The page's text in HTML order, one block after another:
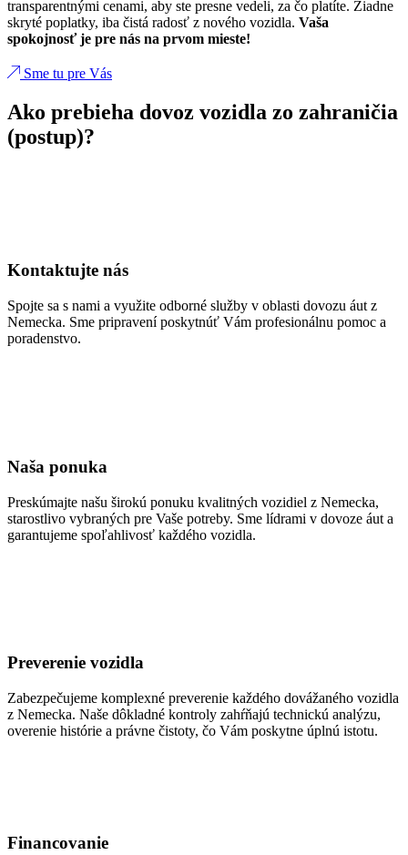
transparentnými cenami, aby ste presne vedeli, za čo platíte. Žiadne
skryté poplatky, iba čistá radosť z nového vozidla. Vaša
spokojnosť je pre nás na prvom mieste!
Sme tu pre Vás
Ako prebieha dovoz vozidla zo zahraničia
(postup)?
Kontaktujte nás
Spojte sa s nami a využite odborné služby v oblasti dovozu áut z
Nemecka. Sme pripravení poskytnúť Vám profesionálnu pomoc a
poradenstvo.
Naša ponuka
Preskúmajte našu širokú ponuku kvalitných vozidiel z Nemecka,
starostlivo vybraných pre Vaše potreby. Sme lídrami v dovoze áut a
garantujeme spoľahlivosť každého vozidla.
Preverenie vozidla
Zabezpečujeme komplexné preverenie každého dovážaného vozidla
z Nemecka. Naše dôkladné kontroly zahŕňajú technickú analýzu,
overenie histórie a právne čistoty, čo Vám poskytne úplnú istotu.
Financovanie